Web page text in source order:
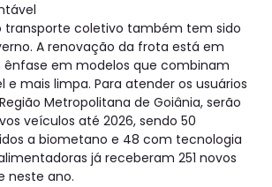
transporte coletivo também tem sido
A renovação da frota está em
em modelos que combinam
e mais limpa. Para atender os usuários
Metropolitana de Goiânia, serão
veículos até 2026, sendo 50
a biometano e 48 com tecnologia
já receberam 251 novos
neste ano.